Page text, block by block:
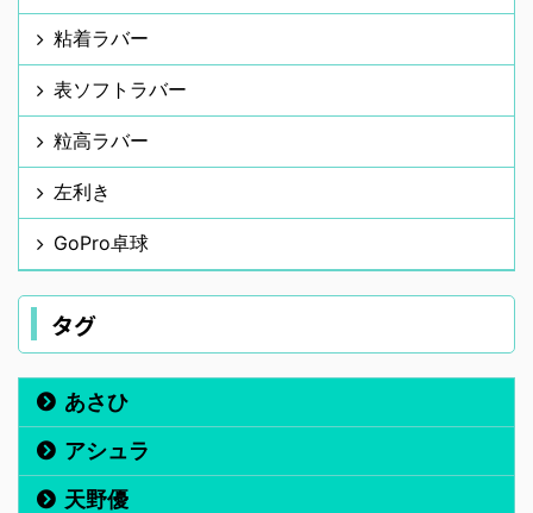
粘着ラバー
表ソフトラバー
粒高ラバー
左利き
GoPro卓球
タグ
あさひ
アシュラ
天野優